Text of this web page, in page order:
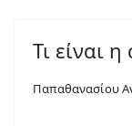
Τι είναι
Παπαθανασίου